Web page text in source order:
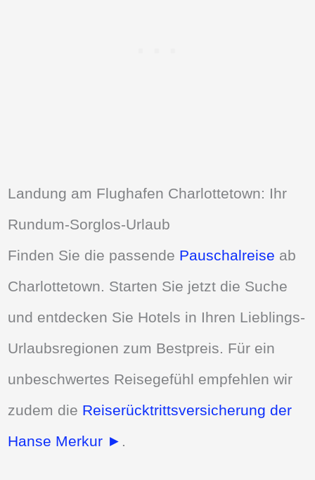
Landung am Flughafen Charlottetown: Ihr
Rundum-Sorglos-Urlaub
Finden Sie die passende Pauschalreise ab
Charlottetown. Starten Sie jetzt die Suche
und entdecken Sie Hotels in Ihren Lieblings-
Urlaubsregionen zum Bestpreis. Für ein
unbeschwertes Reisegefühl empfehlen wir
zudem die Reiserücktrittsversicherung der
Hanse Merkur ► .